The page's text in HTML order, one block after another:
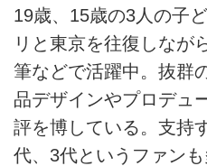
19歳、15歳の3人の子
リと東京を往復しなが
筆などで活躍中。抜群
品デザインやプロデュ
評を博している。支持
代、3代というファン